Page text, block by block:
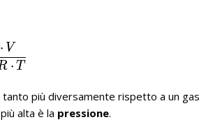
·V}{n\ ·R\ ·T}
⋅ T
⋅ V
più diversamente rispetto a un gas
alta è la pressione.